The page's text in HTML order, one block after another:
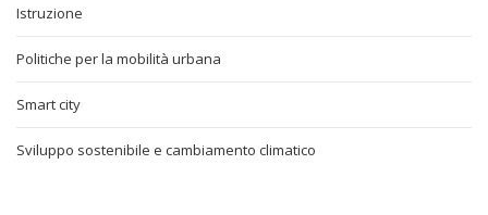
Istruzione
Politiche per la mobilità urbana
Smart city
Sviluppo sostenibile e cambiamento climatico